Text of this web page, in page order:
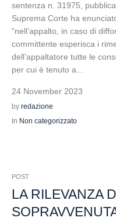
sentenza n. 31975,
Suprema Corte ha
“nell’appalto, in caso di
committente esperisca i
dell’appaltatore tutte le
per cui è tenuto a...
24 November 2023
by redazione
In Non categorizzato
POST
LA RILEVANZA